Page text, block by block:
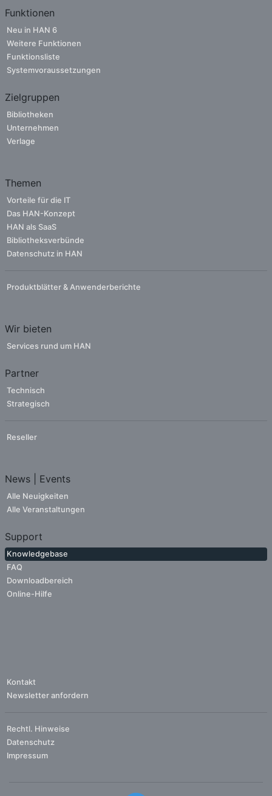
Funktionen
Neu in HAN 6
Weitere Funktionen
Funktionsliste
Systemvoraussetzungen
Zielgruppen
Bibliotheken
Unternehmen
Verlage
Themen
Vorteile für die IT
Das HAN-Konzept
HAN als SaaS
Bibliotheksverbünde
Datenschutz in HAN
Produktblätter & Anwenderberichte
Wir bieten
Services rund um HAN
Partner
Technisch
Strategisch
Reseller
News | Events
Alle Neuigkeiten
Alle Veranstaltungen
Support
Knowledgebase
FAQ
Downloadbereich
Online-Hilfe
Kontakt
Newsletter anfordern
Rechtl. Hinweise
Datenschutz
Impressum